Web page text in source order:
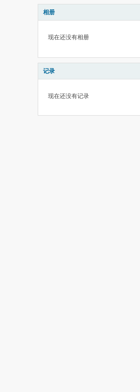
相册
现在还没有相册
记录
现在还没有记录